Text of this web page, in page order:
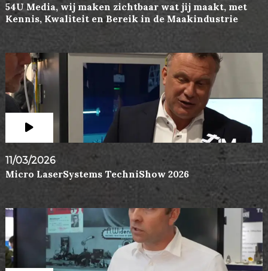
54U Media, wij maken zichtbaar wat jij maakt, met
Kennis, Kwaliteit en Bereik in de Maakindustrie
11/03/2026
Micro LaserSystems TechniShow 2026